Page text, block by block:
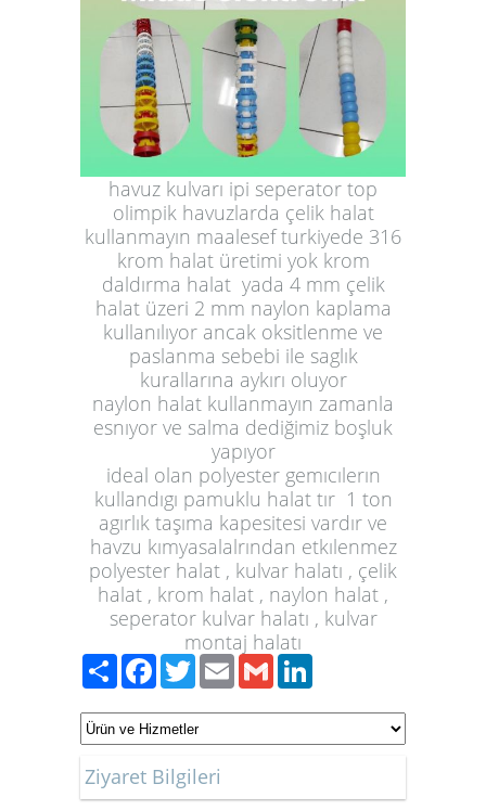
havuz kulvarı ipi seperator top
olimpik havuzlarda çelik halat
kullanmayın maalesef turkiyede 316
krom halat üretimi yok krom
daldırma halat yada 4 mm çelik
halat üzeri 2 mm naylon kaplama
kullanılıyor ancak oksitlenme ve
paslanma sebebi ile saglık
kurallarına aykırı oluyor
naylon halat kullanmayın zamanla
esnıyor ve salma dediğimiz boşluk
yapıyor
ideal olan polyester gemıcılerın
kullandıgı pamuklu halat tır 1 ton
agırlık taşıma kapesitesi vardır ve
havzu kımyasalalrından etkılenmez
polyester halat , kulvar halatı , çelik
halat , krom halat , naylon halat ,
seperator kulvar halatı , kulvar
montaj halatı
PaylaşFacebook
TwitterEmailGmail
Ziyaret Bilgileri